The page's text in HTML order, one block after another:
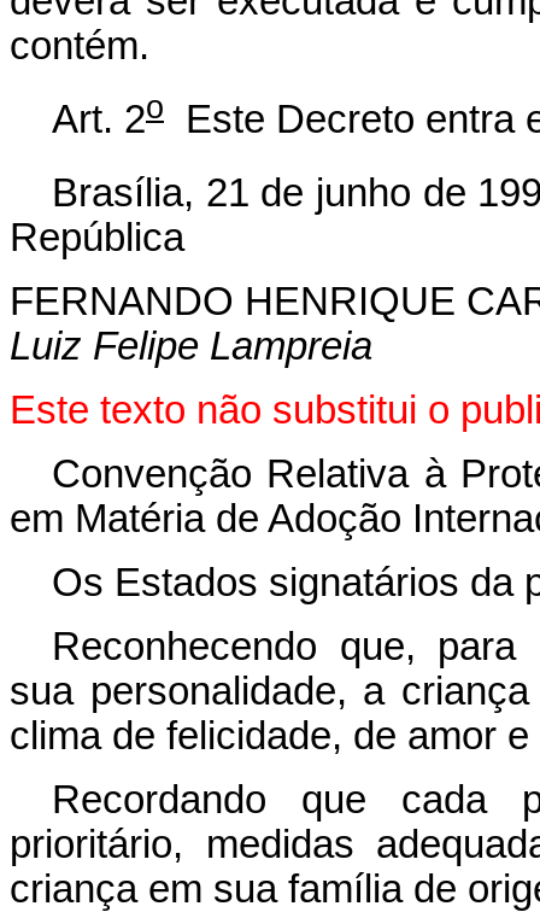
contém.
Art. 2o
Este Decreto entra
Brasília, 21 de junho de
República
FERNANDO HENRIQUE
Luiz Felipe Lampreia
Este texto não substitui o
Convenção Relativa à
em Matéria de Adoção
Os Estados signatários da
Reconhecendo que,
sua personalidade, a
clima de felicidade, de amor
Recordando que cada
prioritário, medidas
criança em sua família de